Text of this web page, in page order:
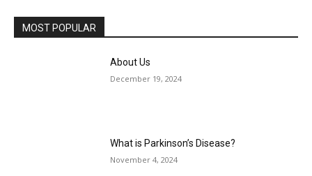
MOST POPULAR
About Us
December 19, 2024
What is Parkinson’s Disease?
November 4, 2024